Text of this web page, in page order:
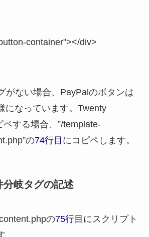
container"></div>
がない場合、PayPalのボタンは
になっています。Twenty
する場合、”/template-
の74行目 にコピペします。
分岐タグの記述
の75行目 にスクリプト